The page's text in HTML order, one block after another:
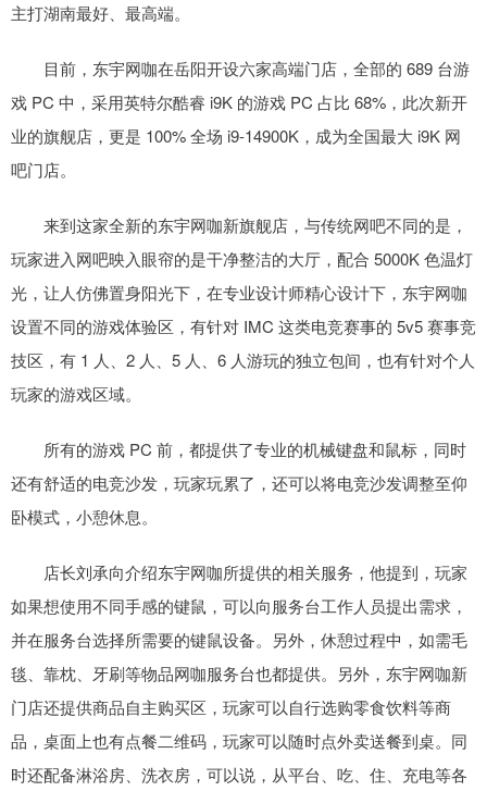
主打湖南最好、最高端。
目前，东宇网咖在岳阳开设六家高端门店，全部的 689 台游
戏 PC 中，采用英特尔酷睿 i9K 的游戏 PC 占比 68%，此次新开
业的旗舰店，更是 100% 全场 i9-14900K，成为全国最大 i9K 网
吧门店。
来到这家全新的东宇网咖新旗舰店，与传统网吧不同的是，
玩家进入网吧映入眼帘的是干净整洁的大厅，配合 5000K 色温灯
光，让人仿佛置身阳光下，在专业设计师精心设计下，东宇网咖
设置不同的游戏体验区，有针对 IMC 这类电竞赛事的 5v5 赛事竞
技区，有 1 人、2 人、5 人、6 人游玩的独立包间，也有针对个人
玩家的游戏区域。
所有的游戏 PC 前，都提供了专业的机械键盘和鼠标，同时
还有舒适的电竞沙发，玩家玩累了，还可以将电竞沙发调整至仰
卧模式，小憩休息。
店长刘承向介绍东宇网咖所提供的相关服务，他提到，玩家
如果想使用不同手感的键鼠，可以向服务台工作人员提出需求，
并在服务台选择所需要的键鼠设备。另外，休憩过程中，如需毛
毯、靠枕、牙刷等物品网咖服务台也都提供。另外，东宇网咖新
门店还提供商品自主购买区，玩家可以自行选购零食饮料等商
品，桌面上也有点餐二维码，玩家可以随时点外卖送餐到桌。同
时还配备淋浴房、洗衣房，可以说，从平台、吃、住、充电等各